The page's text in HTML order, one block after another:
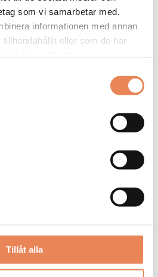
som vi samarbetar med.
informationen med annan
eller som de har
Tillåt alla
Gård Hotell & Spa
08-30